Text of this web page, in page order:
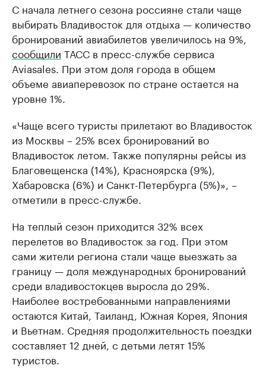
С начала летнего сезона россияне стали чаще
выбирать Владивосток для отдыха — количество
бронирований авиабилетов увеличилось на 9%,
сообщили ТАСС в пресс-службе сервиса
Aviasales. При этом доля города в общем
объеме авиаперевозок по стране остается на
уровне 1%.
«Чаще всего туристы прилетают во Владивосток
из Москвы – 25% всех бронирований во
Владивосток летом. Также популярны рейсы из
Благовещенска (14%), Красноярска (9%),
Хабаровска (6%) и Санкт-Петербурга (5%)», –
отметили в пресс-службе.
На теплый сезон приходится 32% всех
перелетов во Владивосток за год. При этом
сами жители региона стали чаще выезжать за
границу — доля международных бронирований
среди владивостокцев выросла до 29%.
Наиболее востребованными направлениями
остаются Китай, Таиланд, Южная Корея, Япония
и Вьетнам. Средняя продолжительность поездки
составляет 12 дней, с детьми летят 15%
туристов.